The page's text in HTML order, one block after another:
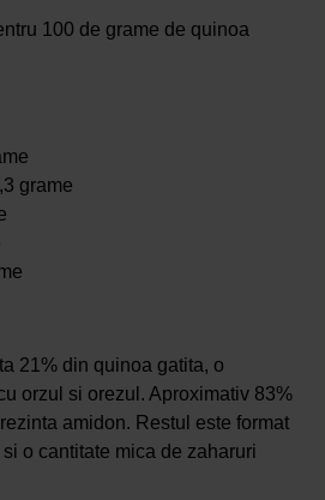
100 de grame de quinoa
grame
21% din quinoa gatita, o
orzul si orezul. Aproximativ 83%
amidon. Restul este format
o cantitate mica de zaharuri